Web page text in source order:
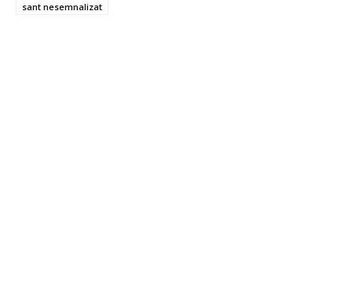
sant nesemnalizat